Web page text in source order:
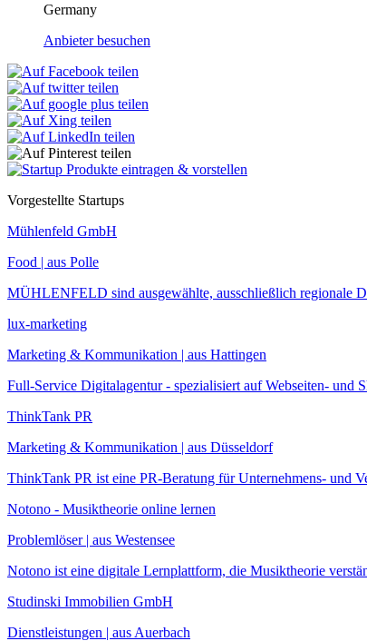
Germany
Anbieter besuchen
Vorgestellte Startups
Mühlenfeld GmbH
Food | aus Polle
MÜHLENFELD sind ausgewählte, ausschließlich regionale
lux-marketing
Marketing & Kommunikation | aus Hattingen
Full-Service Digitalagentur - spezialisiert auf Webseiten- und
ThinkTank PR
Marketing & Kommunikation | aus Düsseldorf
ThinkTank PR ist eine PR-Beratung für Unternehmens- und
Notono - Musiktheorie online lernen
Problemlöser | aus Westensee
Notono ist eine digitale Lernplattform, die Musiktheorie
Studinski Immobilien GmbH
Dienstleistungen | aus Auerbach